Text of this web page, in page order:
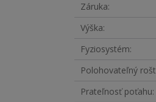
Záruka
Výška
Fyziosystém
Polohovateľný rošt
Prateľnosť poťahu